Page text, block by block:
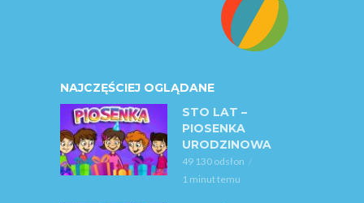
NAJCZĘŚCIEJ OGLĄDANE
STO LAT –
PIOSENKA
URODZINOWA
49 130 odsłon
1 minut temu